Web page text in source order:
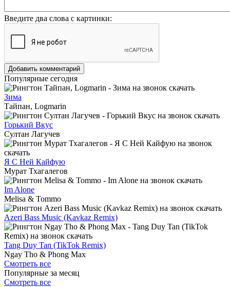
Введите два слова с картинки:
Добавить комментарий
Популярные сегодня
Зима
Тайпан, Logmarin
Горький Вкус
Султан Лагучев
Я С Ней Кайфую
Мурат Тхагалегов
Im Alone
Melisa & Tommo
Azeri Bass Music (Kavkaz Remix)
Tang Duy Tan (TikTok Remix)
Ngay Tho & Phong Max
Смотреть все
Популярные за месяц
Смотреть все